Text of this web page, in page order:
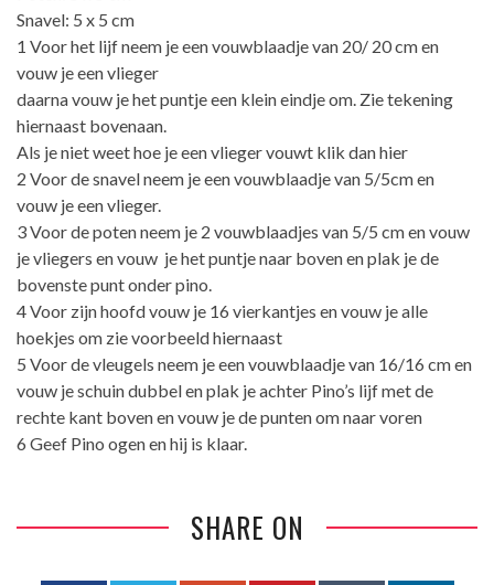
Snavel: 5 x 5 cm
1 Voor het lijf neem je een vouwblaadje van 20/ 20 cm en
vouw je een vlieger
daarna vouw je het puntje een klein eindje om. Zie tekening
hiernaast bovenaan.
Als je niet weet hoe je een vlieger vouwt klik dan hier
2 Voor de snavel neem je een vouwblaadje van 5/5cm en
vouw je een vlieger.
3 Voor de poten neem je 2 vouwblaadjes van 5/5 cm en vouw
je vliegers en vouw je het puntje naar boven en plak je de
bovenste punt onder pino.
4 Voor zijn hoofd vouw je 16 vierkantjes en vouw je alle
hoekjes om zie voorbeeld hiernaast
5 Voor de vleugels neem je een vouwblaadje van 16/16 cm en
vouw je schuin dubbel en plak je achter Pino’s lijf met de
rechte kant boven en vouw je de punten om naar voren
6 Geef Pino ogen en hij is klaar.
SHARE ON